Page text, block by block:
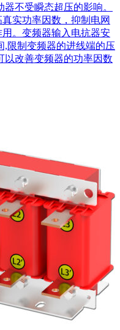
不受瞬态超压的影响。
实功率因数，抑制电网
。变频器输入电抗器安
,限制变频器的进线端的压
以改善变频器的功率因数